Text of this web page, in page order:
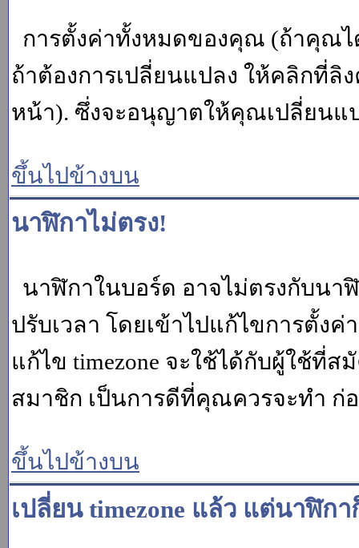
การตั้งค่าทั้งหมดของคุณ (ถ้าคุณไ
ถ้าต้องการเปลี่ยนแปลง ให้คลิกที่ลิ
หน้า). ซึ่งจะอนุญาตให้คุณเปลี่ยนแ
ขึ้นไปข้างบน
นาฬิกาไม่ตรง!
นาฬิกาในบอร์ด อาจไม่ตรงกับน
ปรับเวลา โดยเข้าไปแก้ไขการตั้ง
แก้ไข timezone จะใช้ได้กับผู้ใช้ที่
สมาชิก เป็นการดีที่คุณควรจะทำ
ขึ้นไปข้างบน
เปลี่ยน timezone แล้ว แต่นาฬิกา